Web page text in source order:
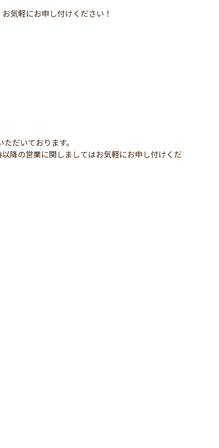
気軽にお申し付けください！
だいております。
降の営業に関しましてはお気軽にお申し付けくだ